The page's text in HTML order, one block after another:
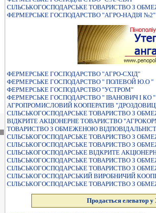
СІЛЬСЬКОГОСПОДАРСЬКЕ ТОВАРИСТВО З
ФЕРМЕРСЬКЕ ГОСПОДАРСТВО "АГРО-НАДIЯ №2"
ФЕРМЕРСЬКЕ ГОСПОДАРСТВО "АГРО-СХIД"
ФЕРМЕРСЬКЕ ГОСПОДАРСТВО " ПОЛЕВОЙ Ю.О "
ФЕРМЕРСЬКЕ ГОСПОДАРСТВО "УСТРОМ"
ФЕРМЕРСЬКЕ ГОСПОДАРСТВО " IВАНОВИЧ I КО "
АГРОПРОМИСЛОВИЙ КООПЕРАТИВ
СІЛЬСЬКОГОСПОДАРСЬКЕ ТОВАРИСТВО З
ВIДКРИТЕ АКЦIОНЕРНЕ ТОВАРИСТВО
ТОВАРИСТВО З ОБМЕЖЕНОЮ
СІЛЬСЬКОГОСПОДАРСЬКЕ ТОВАРИСТВО З
СIЛЬСЬКОГОСПОДАРСЬКЕ ТОВАРИСТВО З
СIЛЬСЬКОГОСПОДАРСЬКЕ ВIДКРИТЕ
СIЛЬСЬКОГОСПОДАРСЬКЕ ТОВАРИСТВО З
СІЛЬСЬКОГОСПОДАРСЬКЕ ТОВАРИСТВО З
СІЛЬСЬКОГОСПОДАРСЬКИЙ ВИРОБНИЧИЙ
СIЛЬСЬКОГОСПОДАРСЬКЕ ТОВАРИСТВО З
Продається елеватор у